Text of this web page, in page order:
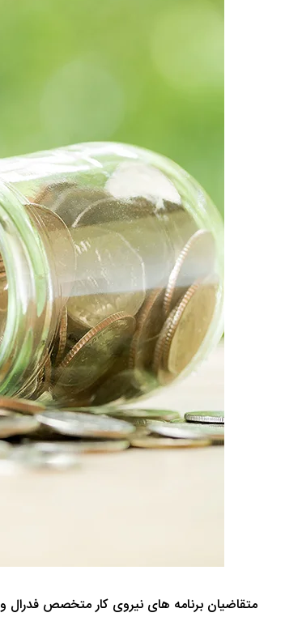
متقاضیان برنامه های نیروی کار متخصص فدرال و پیشه وران ماهر فدرال تا 15 جولای مهلت